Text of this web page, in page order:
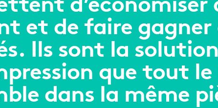
et de faire gagner
Ils sont la
que tout
dans la même